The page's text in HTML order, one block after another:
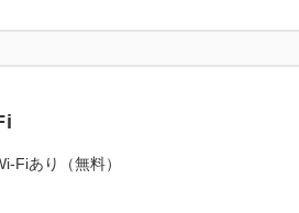
Fiあり（無料）